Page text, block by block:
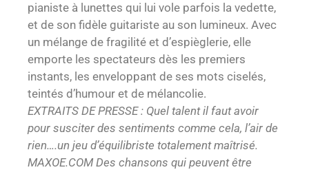
pianiste à lunettes qui lui vole parfois la vedette,
et de son fidèle guitariste au son lumineux. Avec
un mélange de fragilité et d’espièglerie, elle
emporte les spectateurs dès les premiers
instants, les enveloppant de ses mots ciselés,
teintés d’humour et de mélancolie.
EXTRAITS DE PRESSE : Quel talent il faut avoir
pour susciter des sentiments comme cela, l’air de
rien….un jeu d’équilibriste totalement maîtrisé.
MAXOE.COM Des chansons qui peuvent être